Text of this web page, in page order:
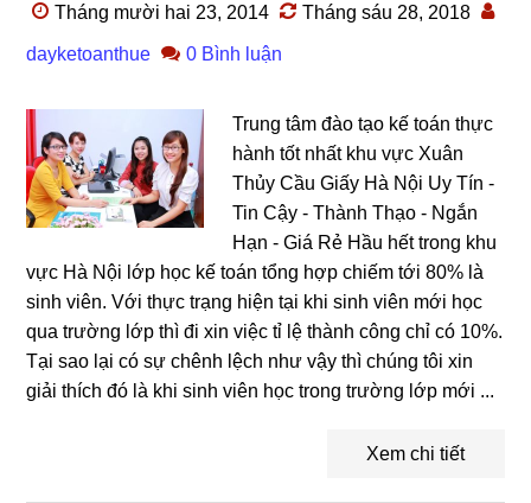
Tháng mười hai 23, 2014 Tháng sáu 28, 2018
dayketoanthue 0 Bình luận
Trung tâm đào tạo kế toán thực
hành tốt nhất khu vực Xuân
Thủy Cầu Giấy Hà Nội Uy Tín -
Tin Cậy - Thành Thạo - Ngắn
Hạn - Giá Rẻ Hầu hết trong khu
vực Hà Nội lớp học kế toán tổng hợp chiếm tới 80% là
sinh viên. Với thực trạng hiện tại khi sinh viên mới học
qua trường lớp thì đi xin việc tỉ lệ thành công chỉ có 10%.
Tại sao lại có sự chênh lệch như vậy thì chúng tôi xin
giải thích đó là khi sinh viên học trong trường lớp mới ...
Xem chi tiết